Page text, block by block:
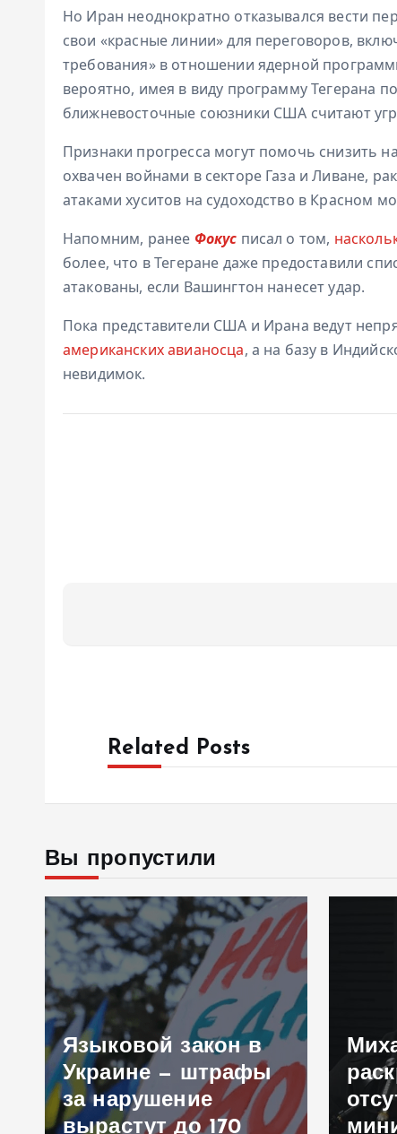
Но Иран неоднократно отказывался вести
свои «красные линии» для переговоров,
требования» в отношении ядерной
вероятно, имея в виду программу Тегерана
ближневосточные союзники США считают
Признаки прогресса могут помочь снизить
охвачен войнами в секторе Газа и Ливане,
атаками хуситов на судоходство в Красном
Напомним, ранее Фокус писал о том,
более, что в Тегеране даже предоставили
атакованы, если Вашингтон нанесет удар.
Пока представители США и Ирана ведут
американских авианосца, а на базу в
невидимок.
Related Posts
Вы пропустили
Языковой закон в
Украине — штрафы
за нарушение
вырастут до 170